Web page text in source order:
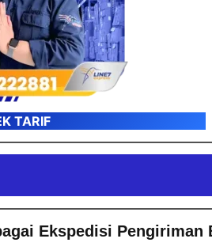
TARIF
Ekspedisi Pengiriman